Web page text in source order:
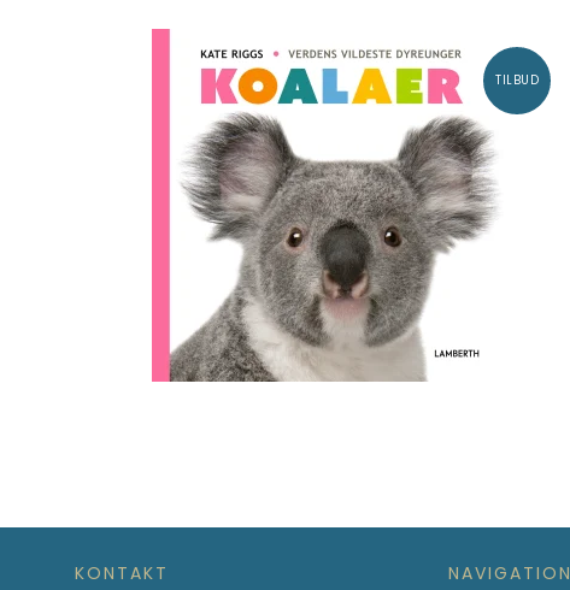
TILBUD
KONTAKT NAVIGATION